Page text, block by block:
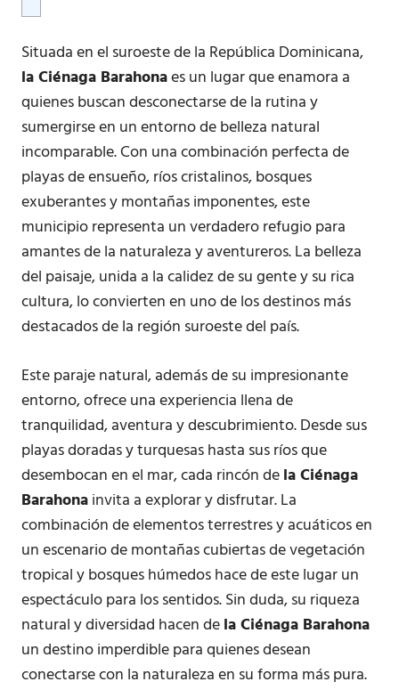
Situada en el suroeste de la República Dominicana,
la Ciénaga Barahonaes un lugar que enamora a
quienes buscan desconectarse de la rutina y
sumergirse en un entorno de belleza natural
incomparable. Con una combinación perfecta de
playas de ensueño, ríos cristalinos, bosques
exuberantes y montañas imponentes, este
municipio representa un verdadero refugio para
amantes de la naturaleza y aventureros. La belleza
del paisaje, unida a la calidez de su gente y su rica
cultura, lo convierten en uno de los destinos más
destacados de la región suroeste del país.
Este paraje natural, además de su impresionante
entorno, ofrece una experiencia llena de
tranquilidad, aventura y descubrimiento. Desde sus
playas doradas y turquesas hasta sus ríos que
desembocan en el mar, cada rincón dela Ciénaga
Barahonainvita a explorar y disfrutar. La
combinación de elementos terrestres y acuáticos en
un escenario de montañas cubiertas de vegetación
tropical y bosques húmedos hace de este lugar un
espectáculo para los sentidos. Sin duda, su riqueza
natural y diversidad hacen dela Ciénaga Barahona
un destino imperdible para quienes desean
conectarse con la naturaleza en su forma más pura.